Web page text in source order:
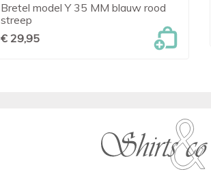
 Snel bekijken
Bretel model Y 35 MM blauw rood
streep
€ 29,95